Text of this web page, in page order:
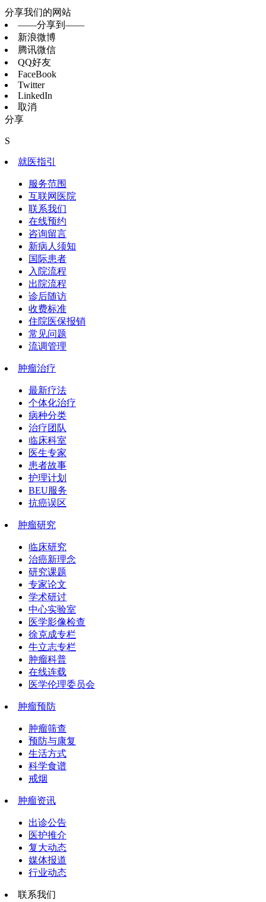
分享我们的网站
——分享到——
新浪微博
腾讯微信
QQ好友
FaceBook
Twitter
LinkedIn
取消
分享
S
就医指引
服务范围
互联网医院
联系我们
在线预约
咨询留言
新病人须知
国际患者
入院流程
出院流程
诊后随访
收费标准
住院医保报销
常见问题
流调管理
肿瘤治疗
最新疗法
个体化治疗
病种分类
治疗团队
临床科室
医生专家
患者故事
护理计划
BEU服务
抗癌误区
肿瘤研究
临床研究
治癌新理念
研究课题
专家论文
学术研讨
中心实验室
医学影像检查
徐克成专栏
牛立志专栏
肿瘤科普
在线连载
医学伦理委员会
肿瘤预防
肿瘤筛查
预防与康复
生活方式
科学食谱
戒烟
肿瘤资讯
出诊公告
医护推介
复大动态
媒体报道
行业动态
联系我们